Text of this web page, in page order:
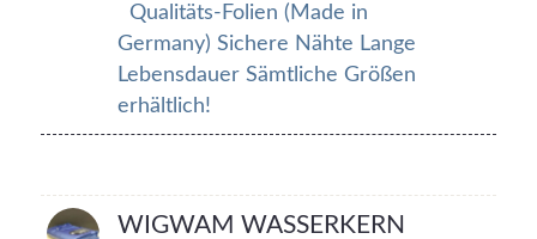
Qualitäts-Folien (Made in
Germany) Sichere Nähte Lange
Lebensdauer Sämtliche Größen
erhältlich!
WIGWAM WASSERKERN